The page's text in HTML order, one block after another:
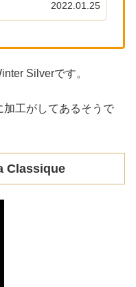
をまとめています大きく分け
の材料現代...
2022.01.25
Silverです。
加工がしてあるそうで
Classique